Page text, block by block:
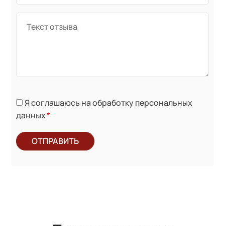
Я соглашаюсь на обработку персональных
данных*
ОТПРАВИТЬ